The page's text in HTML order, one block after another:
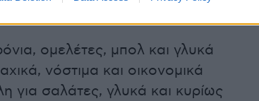
ομελέτες, μπολ και γλυκά
νόστιμα και οικονομικά
για σαλάτες, γλυκά και κυρίως